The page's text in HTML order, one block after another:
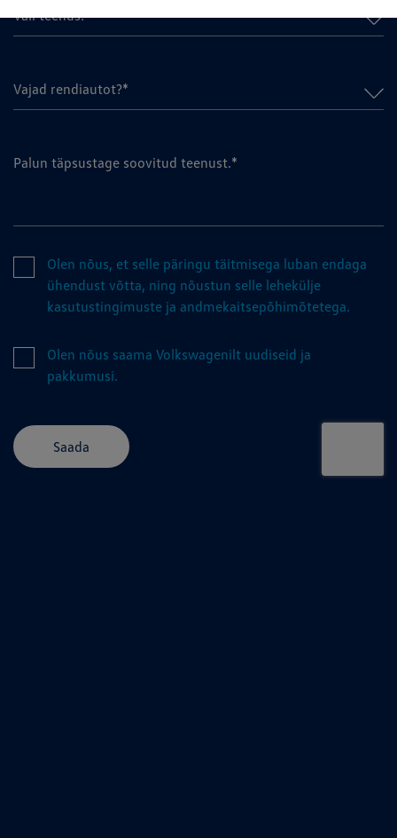
Vali teenus!*
Vajad rendiautot?*
Palun täpsustage soovitud teenust.*
Olen nõus, et selle päringu täitmisega luban endaga
ühendust võtta, ning nõustun selle lehekülje
kasutustingimuste ja andmekaitsepõhimõtetega.
Olen nõus saama Volkswagenilt uudiseid ja
pakkumusi.
Saada